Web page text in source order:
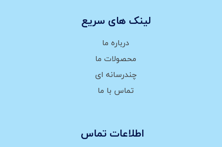
درباره ما
محصولات ما
چندرسانه ای
تماس با ما
لینک های سریع
اطلاعات تماس